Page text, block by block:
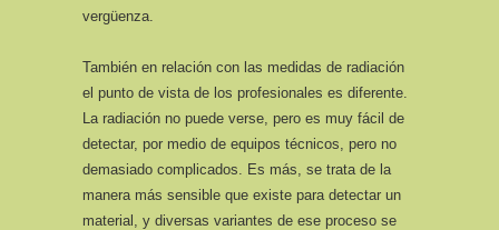
vergüenza.
También en relación con las medidas de radiación
el punto de vista de los profesionales es diferente.
La radiación no puede verse, pero es muy fácil de
detectar, por medio de equipos técnicos, pero no
demasiado complicados. Es más, se trata de la
manera más sensible que existe para detectar un
material, y diversas variantes de ese proceso se